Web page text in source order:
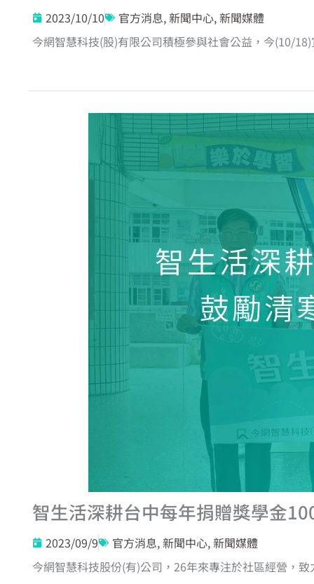
2023/10/10 官方消息,新聞中心,新聞媒體
智生活深耕台中每年捐贈獎學金
2023/09/9 官方消息,新聞中心,新聞媒體